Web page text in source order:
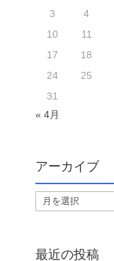
3
4
10
11
17
18
24
25
31
« 4月
アーカイブ
ー
イ
最近の投稿